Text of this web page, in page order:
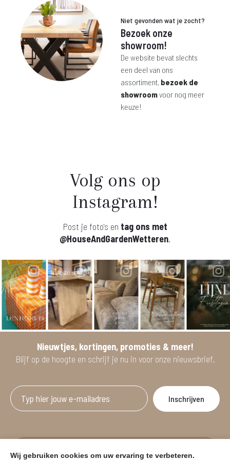
Niet gevonden wat je zocht?
Bezoek onze
showroom!
De website bevat slechts
een deel van ons
assortiment, bezoek de
showroomvoor nog meer
keuze!
Volg ons op
Instagram!
Post je foto's en tag ons met
@HouseAndGardenWetteren.
Nieuwtjes, kortingen, promoties & meer!
Blijf op de hoogte en schrijf je nu in voor onze nieuwsbrief.
vanaf minimum 2 willekeurige artikelen.
Wij gebruiken cookies om uw ervaring te verbeteren.